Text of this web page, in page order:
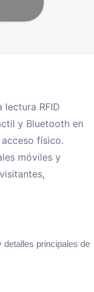
lectura RFID
y Bluetooth en
físico.
móviles y
detalles principales de